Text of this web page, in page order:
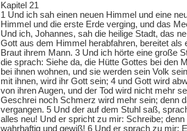
Kapitel 21
1 Und ich sah einen neuen Himmel und eine
Himmel und die erste Erde verging, und das
Und ich, Johannes, sah die heilige Stadt, das
Gott aus dem Himmel herabfahren, bereitet als
Braut ihrem Mann. 3 Und ich hörte eine große
die sprach: Siehe da, die Hütte Gottes bei den
bei ihnen wohnen, und sie werden sein Volk
mit ihnen, wird ihr Gott sein; 4 und Gott wird
von ihren Augen, und der Tod wird nicht mehr
Geschrei noch Schmerz wird mehr sein; denn
vergangen. 5 Und der auf dem Stuhl saß,
alles neu! Und er spricht zu mir: Schreibe;
wahrhaftig und gewiß! 6 Und er sprach zu mir: